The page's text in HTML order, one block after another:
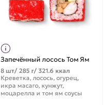
Запечённый лосось Том Ям
8 шт/ 285 г/ 321.6 ккал
Креветка, лосось, огурец,
икра масаго, кунжут,
моцарелла и том ям соусы